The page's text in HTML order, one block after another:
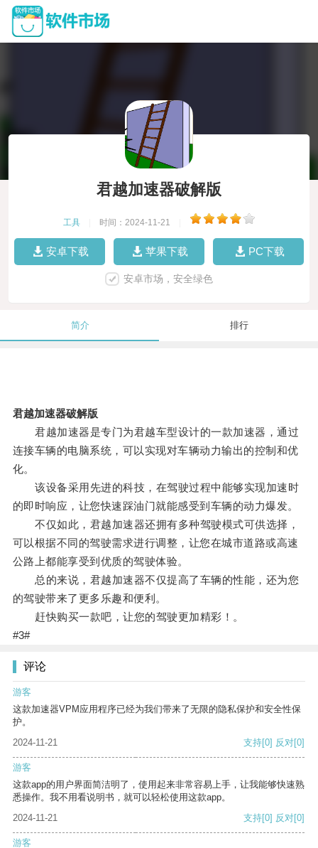
君越加速器破解版
工具 时间：2024-11-21
安卓下载 苹果下载 PC下载
安卓市场，安全绿色
简介 排行
君越加速器破解版
君越加速器是专门为君越车型设计的一款加速器，通过
连接车辆的电脑系统，可以实现对车辆动力输出的控制和优
化。
该设备采用先进的科技，在驾驶过程中能够实现加速时
的即时响应，让您快速踩油门就能感受到车辆的动力爆发。
不仅如此，君越加速器还拥有多种驾驶模式可供选择，
可以根据不同的驾驶需求进行调整，让您在城市道路或高速
公路上都能享受到优质的驾驶体验。
总的来说，君越加速器不仅提高了车辆的性能，还为您
的驾驶带来了更多乐趣和便利。
赶快购买一款吧，让您的驾驶更加精彩！。
#3#
评论
游客
这款加速器VPM应用程序已经为我们带来了无限的隐私保护和安全性保
护。
2024-11-21
支持[0] 反对[0]
游客
这款app的用户界面简洁明了，使用起来非常容易上手，让我能够快速熟
悉操作。我不用看说明书，就可以轻松使用这款app。
2024-11-21
支持[0] 反对[0]
游客